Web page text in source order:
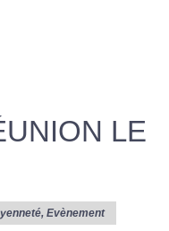
LE
, Evènement